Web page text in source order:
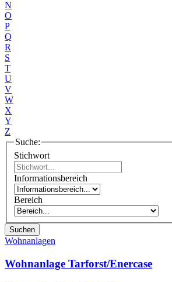
N
O
P
Q
R
S
T
U
V
W
X
Y
Z
Suche:
Stichwort
Informationsbereich
Bereich
Suchen
Wohnanlagen
Wohnanlage Tarforst/Enercase